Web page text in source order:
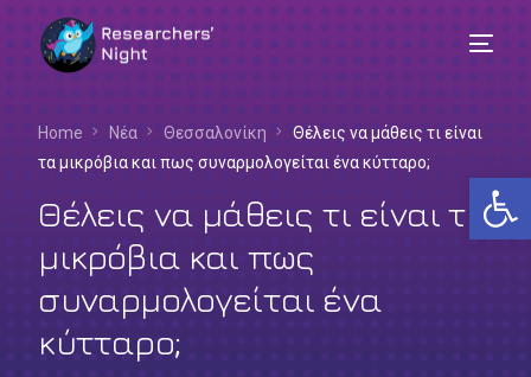
Home Νέα Θεσσαλονίκη
Θέλεις να μάθεις τι είναι
τα μικρόβια και πως συναρμολογείται ένα κύτταρο;
Θέλεις να μάθεις τι είναι τα
μικρόβια και πως
συναρμολογείται ένα
κύτταρο;